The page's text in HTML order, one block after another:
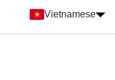
Vietnamese